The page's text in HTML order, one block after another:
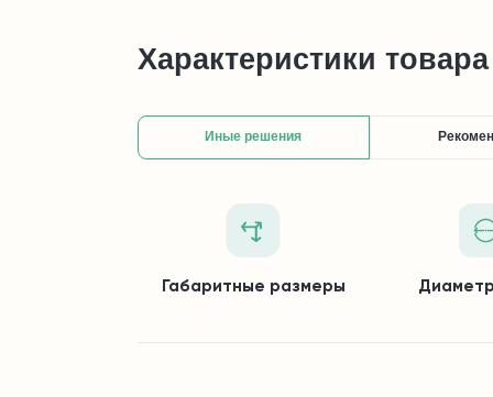
Характеристики товара
Иные решения
Габаритные размеры